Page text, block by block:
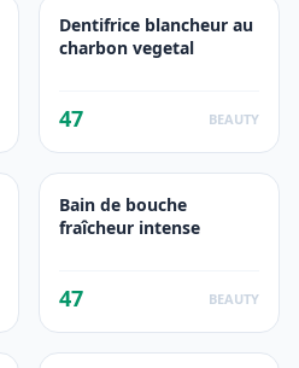
Dentifrice blancheur au
charbon vegetal
47 BEAUTY
Bain de bouche
fraîcheur intense
47 BEAUTY